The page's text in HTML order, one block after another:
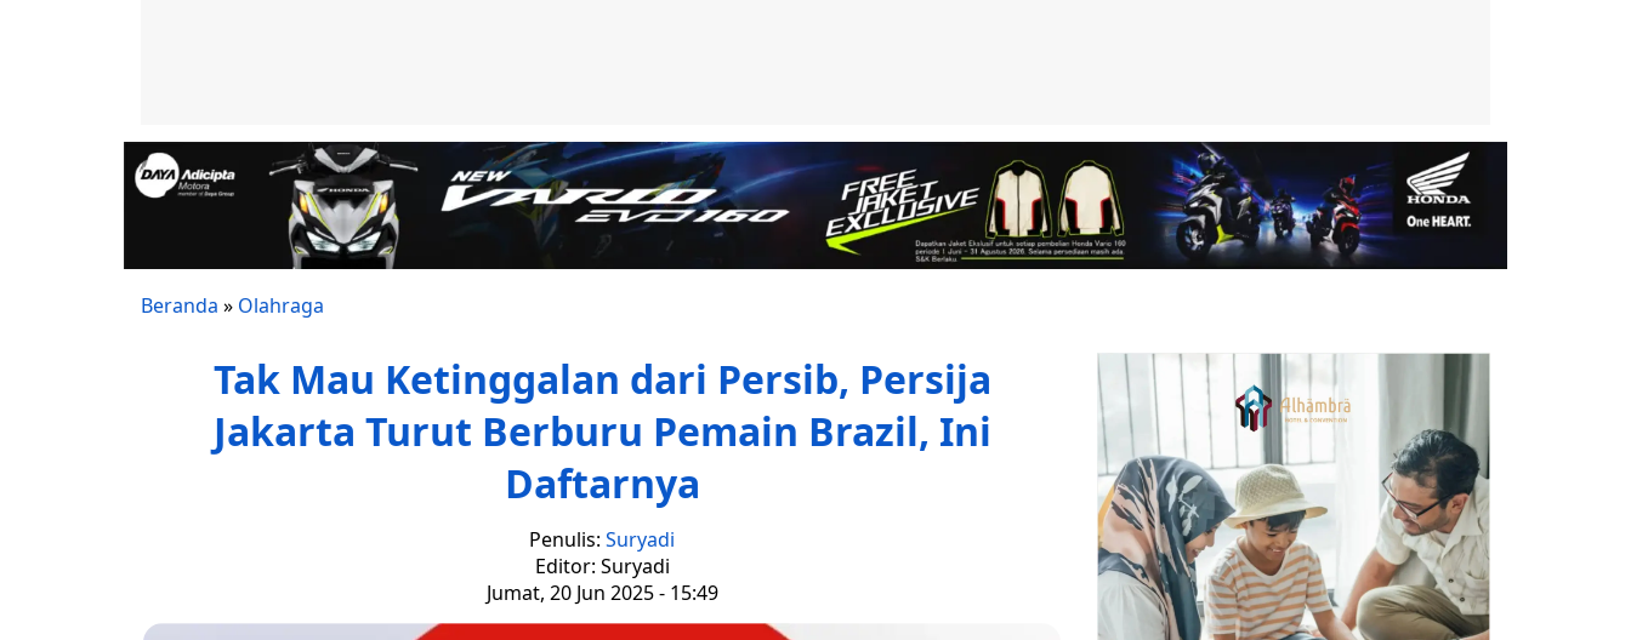
Beranda » Olahraga
Tak Mau Ketinggalan dari Persib, Persija
Jakarta Turut Berburu Pemain Brazil, Ini
Daftarnya
Penulis: Suryadi
Editor: Suryadi
Jumat, 20 Jun 2025 - 15:49